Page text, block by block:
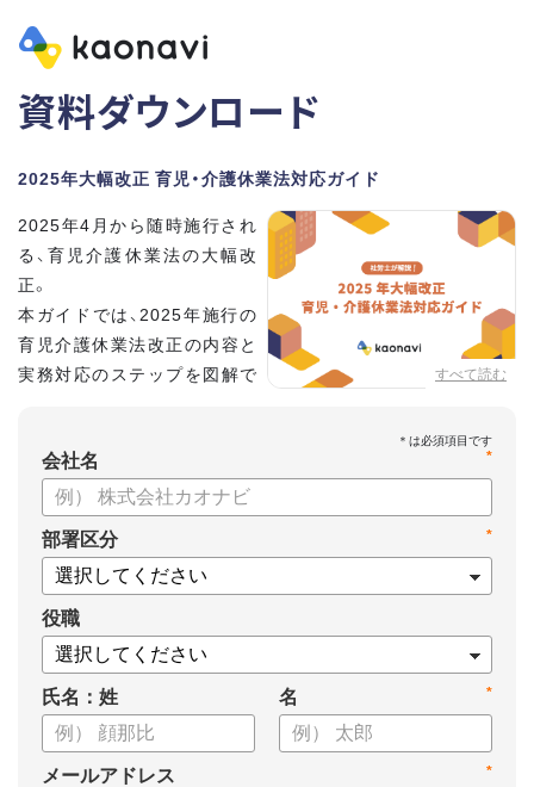
資料ダウンロード
2025年大幅改正 育児・介護休業法対応ガイド
すべて読む
2025年4月から随時施行され
る、育児介護休業法の大幅改
正。
本ガイドでは、2025年施行の
育児介護休業法改正の内容と
実務対応のステップを図解で
*
会社名
*
部署区分
役職
氏名：姓 *
名
*
メールアドレス